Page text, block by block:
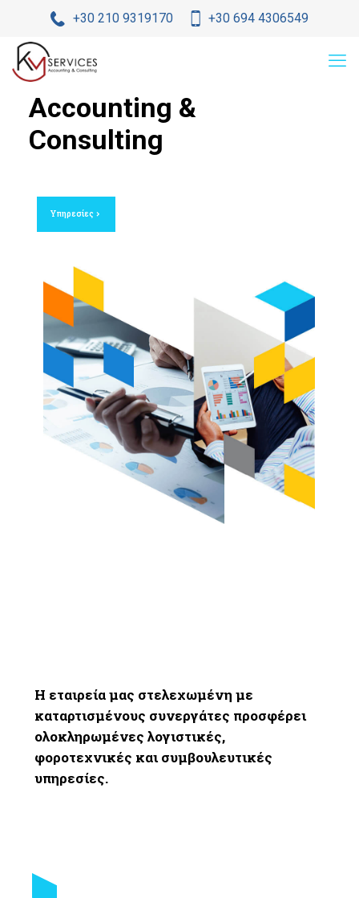
+30 210 9319170 +30 694 4306549
Accounting &
Consulting
Υπηρεσίες chevron_right
Η εταιρεία μας στελεχωμένη με
καταρτισμένους συνεργάτες προσφέρει
ολοκληρωμένες λογιστικές,
φοροτεχνικές και συμβουλευτικές
υπηρεσίες.